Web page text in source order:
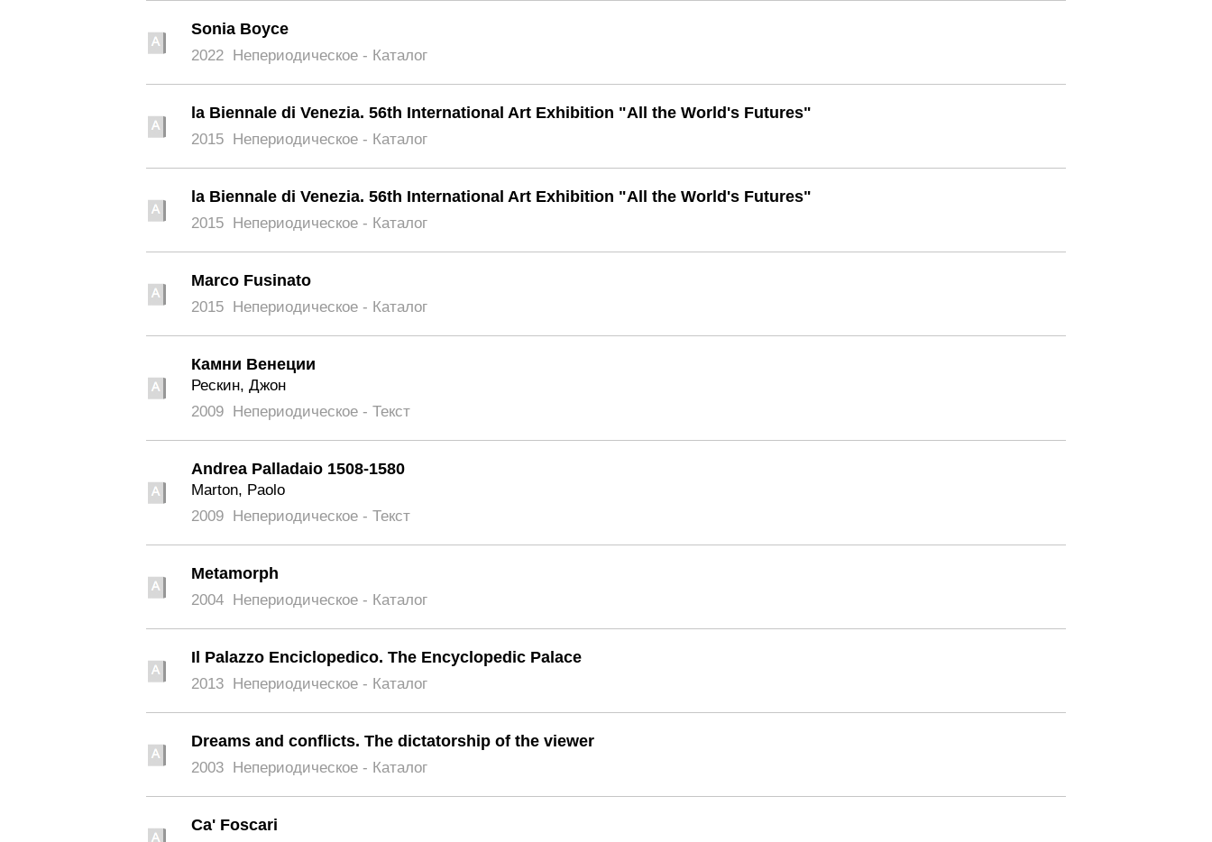
Sonia Boyce
2022 Непериодическое - Каталог
la Biennale di Venezia. 56th International Art Exhibition "All the World's Futures"
2015 Непериодическое - Каталог
la Biennale di Venezia. 56th International Art Exhibition "All the World's Futures"
2015 Непериодическое - Каталог
Marco Fusinato
2015 Непериодическое - Каталог
Камни Венеции
Рескин, Джон
2009 Непериодическое - Текст
Andrea Palladaio 1508-1580
Marton, Paolo
2009 Непериодическое - Текст
Metamorph
2004 Непериодическое - Каталог
Il Palazzo Enciclopedico. The Encyclopedic Palace
2013 Непериодическое - Каталог
Dreams and conflicts. The dictatorship of the viewer
2003 Непериодическое - Каталог
Ca' Foscari